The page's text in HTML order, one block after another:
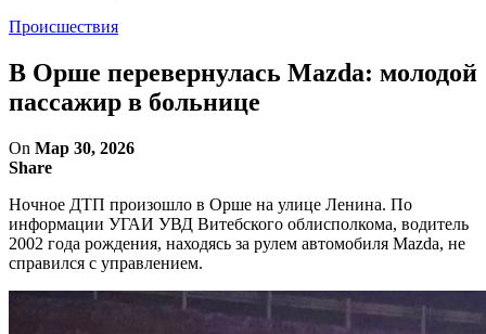
Происшествия
В Орше перевернулась Mazda: молодой
пассажир в больнице
On Мар 30, 2026
Share
Ночное ДТП произошло в Орше на улице Ленина. По
информации УГАИ УВД Витебского облисполкома, водитель
2002 года рождения, находясь за рулем автомобиля Mazda, не
справился с управлением.